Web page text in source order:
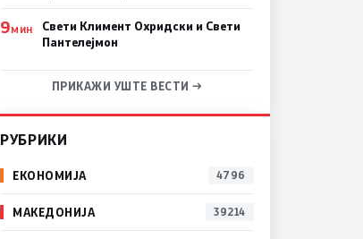
9МИН
Свети Климент Охридски и Свети
Пантелејмон
ПРИКАЖИ УШТЕ ВЕСТИ →
РУБРИКИ
ЕКОНОМИЈА 4796
МАКЕДОНИЈА 39214